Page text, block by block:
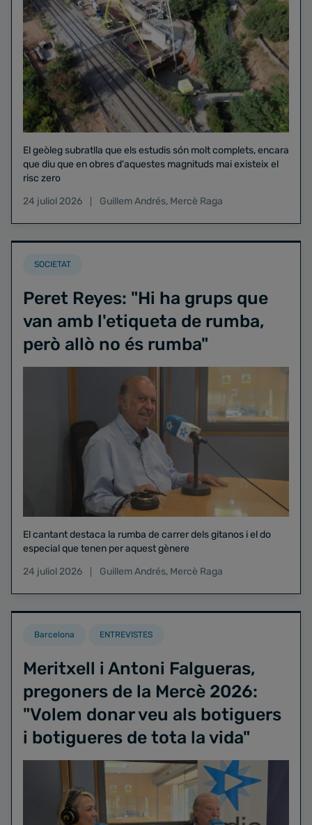
El geòleg subratlla que els estudis són molt complets, encara
que diu que en obres d'aquestes magnituds mai existeix el
risc zero
24 juliol 2026
Guillem Andrés, Mercè Raga
SOCIETAT
Peret Reyes: "Hi ha grups que
van amb l'etiqueta de rumba,
però allò no és rumba"
El cantant destaca la rumba de carrer dels gitanos i el do
especial que tenen per aquest gènere
24 juliol 2026
Guillem Andrés, Mercè Raga
Barcelona ENTREVISTES
Meritxell i Antoni Falgueras,
pregoners de la Mercè 2026:
"Volem donar veu als botiguers
i botigueres de tota la vida"